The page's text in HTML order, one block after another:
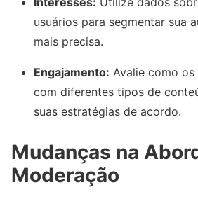
usuários para segmentar sua
mais precisa.
Engajamento: Avalie como os
com diferentes tipos de
suas estratégias de acordo.
Mudanças na
Moderação